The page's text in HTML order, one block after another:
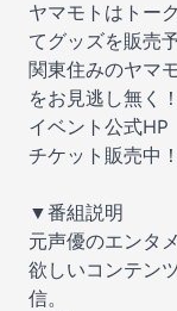
ヤマモトはトー
てグッズを販売
関東住みのヤマ
をお見逃し無く！
イベント公式HP
チケット販売中
▼番組説明
元声優のエンタ
欲しいコンテン
信。